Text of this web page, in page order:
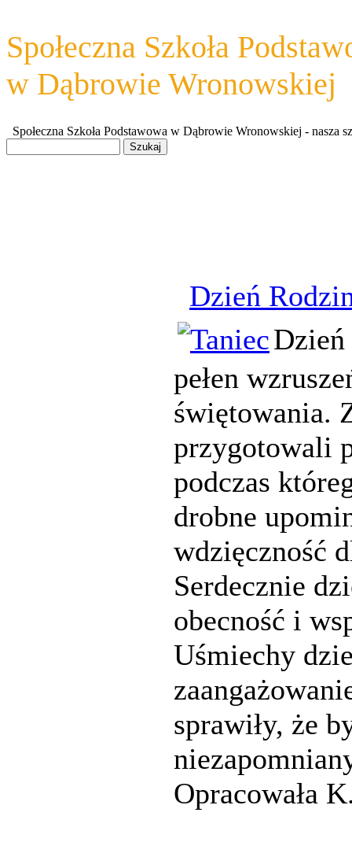
Społeczna Szkoła
w Dąbrowie Wronowskiej
Społeczna Szkoła Podstawowa w Dąbrowie Wronowskiej - nasza
Dzień
pełen
świętowania.
przygotowali
podczas
drobne
wdzięczność
Serdecznie
obecność i
Uśmiechy
sprawiły, że
Opracowała